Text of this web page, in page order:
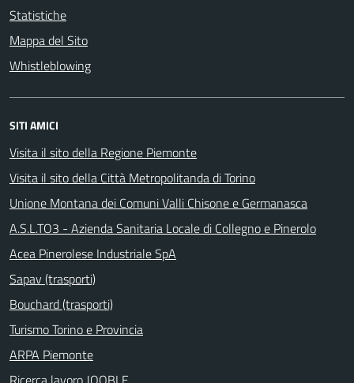
Statistiche
Mappa del Sito
Whistleblowing
SITI AMICI
Visita il sito della Regione Piemonte
Visita il sito della Città Metropolitanda di Torino
Unione Montana dei Comuni Valli Chisone e Germanasca
A.S.L.TO3 - Azienda Sanitaria Locale di Collegno e Pinerolo
Acea Pinerolese Industriale SpA
Sapav (trasporti)
Bouchard (trasporti)
Turismo Torino e Provincia
ARPA Piemonte